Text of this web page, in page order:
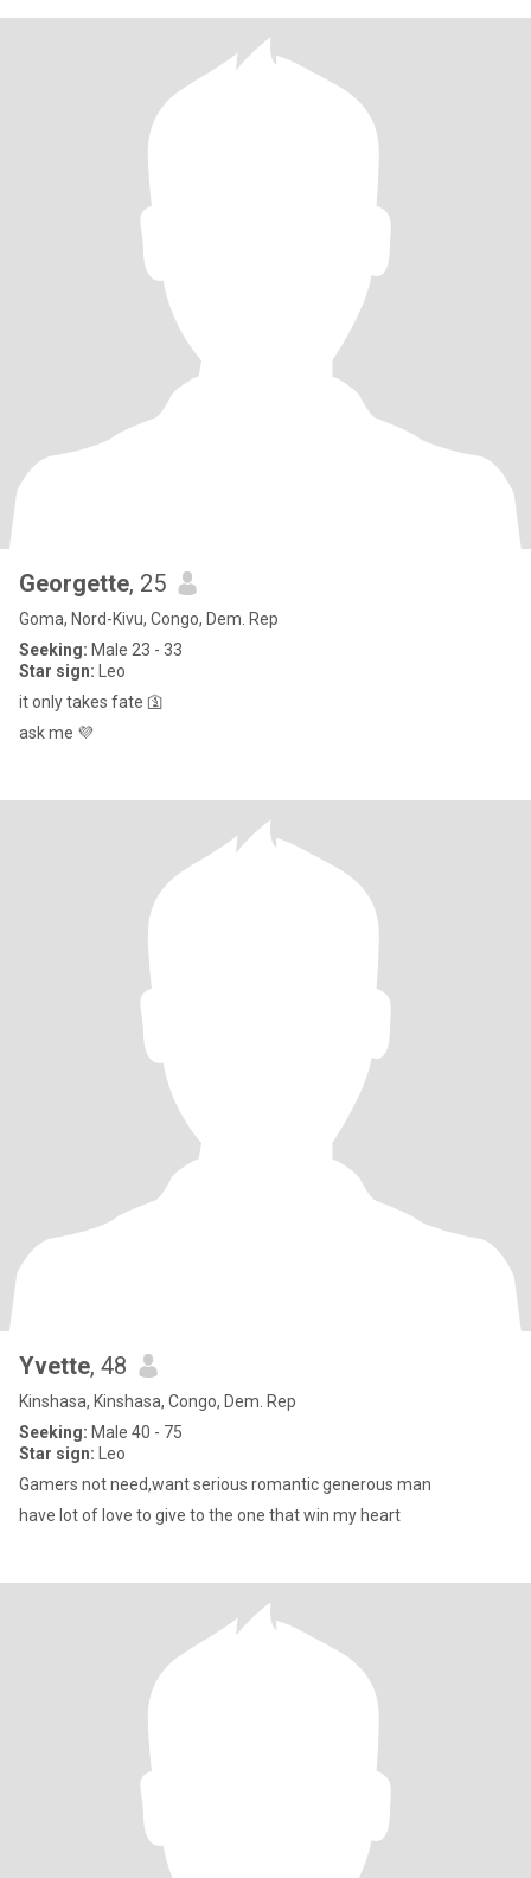
Georgette, 25
Goma, Nord-Kivu, Congo, Dem. Rep
Seeking: Male 23 - 33
Star sign: Leo
it only takes fate 🛐
ask me 💜
Yvette, 48
Kinshasa, Kinshasa, Congo, Dem. Rep
Seeking: Male 40 - 75
Star sign: Leo
Gamers not need,want serious romantic generous man
have lot of love to give to the one that win my heart